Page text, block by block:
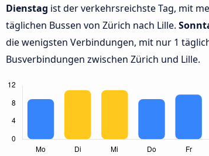
Dienstag ist der verkehrsreichste Tag, mit
täglichen Bussen von Zürich nach Lille.
die wenigsten Verbindungen, mit nur 1
Busverbindungen zwischen Zürich und Lille.